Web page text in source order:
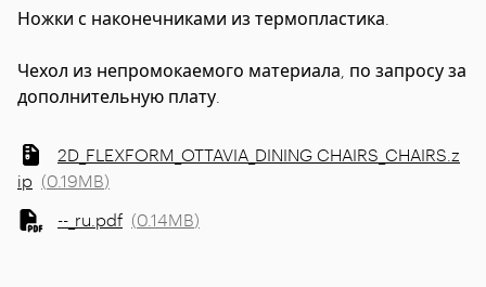
Ножки с наконечниками из термопластика.
Чехол из непромокаемого материала, по запросу за
дополнительную плату.
2D_FLEXFORM_OTTAVIA_DINING CHAIRS_CHAIRS.z
ip (0.19MB)
--_ru.pdf (0.14MB)